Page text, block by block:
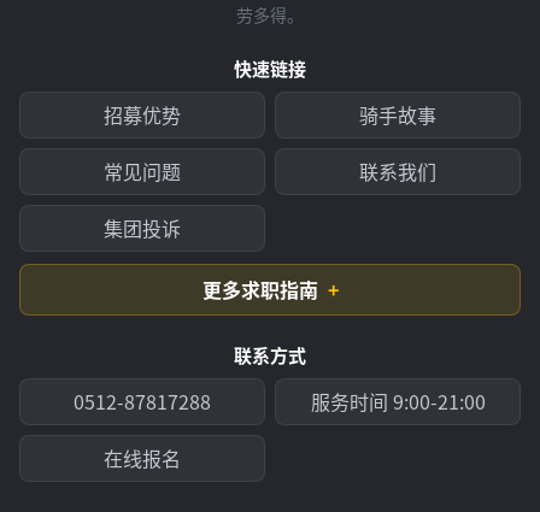
劳多得。
快速链接
招募优势
骑手故事
常见问题
联系我们
集团投诉
更多求职指南
联系方式
0512-87817288
服务时间 9:00-21:00
在线报名